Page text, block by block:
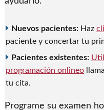
Nuevos pacientes:Haz
paciente y concertar tu
Pacientes existentes:
programación onlineo
tu cita.
Programe su examen